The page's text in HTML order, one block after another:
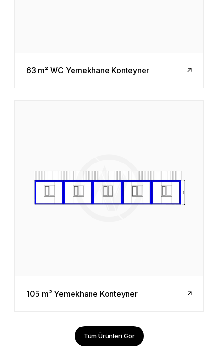
63 m² WC Yemekhane Konteyner
105 m² Yemekhane Konteyner
Tüm Ürünleri Gör